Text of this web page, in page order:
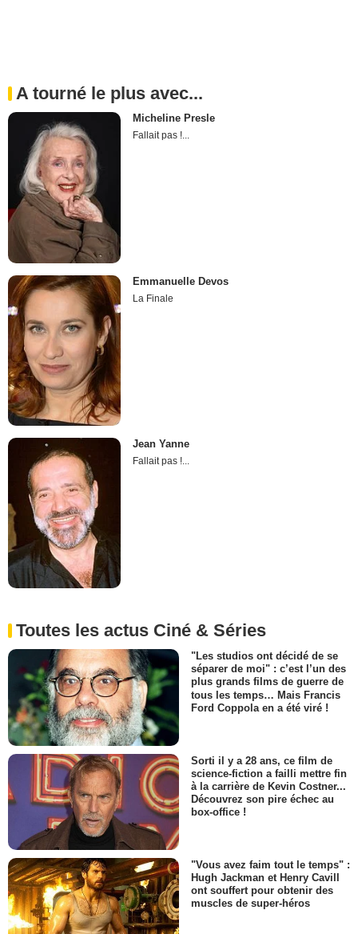
A tourné le plus avec...
Micheline Presle
Fallait pas !...
Emmanuelle Devos
La Finale
Jean Yanne
Fallait pas !...
Toutes les actus Ciné & Séries
"Les studios ont décidé de se
séparer de moi" : c’est l’un des
plus grands films de guerre de
tous les temps… Mais Francis
Ford Coppola en a été viré !
Sorti il y a 28 ans, ce film de
science-fiction a failli mettre fin
à la carrière de Kevin Costner...
Découvrez son pire échec au
box-office !
"Vous avez faim tout le temps" :
Hugh Jackman et Henry Cavill
ont souffert pour obtenir des
muscles de super-héros